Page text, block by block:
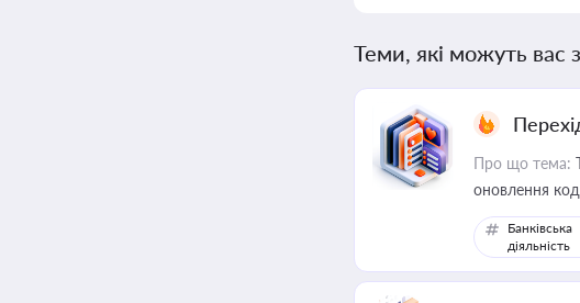
Теми, які можуть вас
Про що тема:
оновлення
Банківська
діяльність